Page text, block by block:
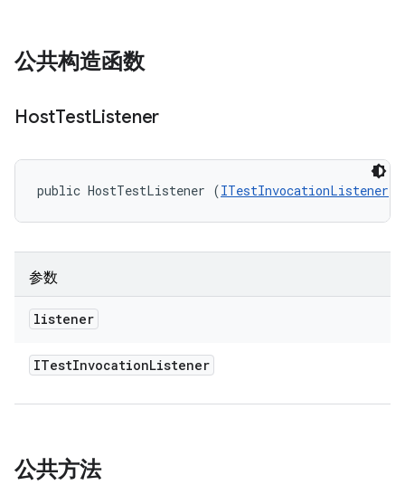
公共构造函数
HostTestListener
public HostTestListener (ITestInvocationListener
参数
listener
ITestInvocationListener
公共方法